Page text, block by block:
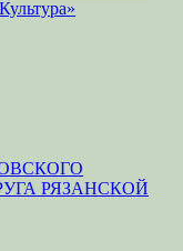
РЯЗАНСКОЙ